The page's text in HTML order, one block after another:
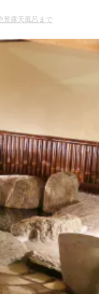
景露天風呂まで